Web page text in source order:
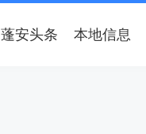
蓬安头条 本地信息